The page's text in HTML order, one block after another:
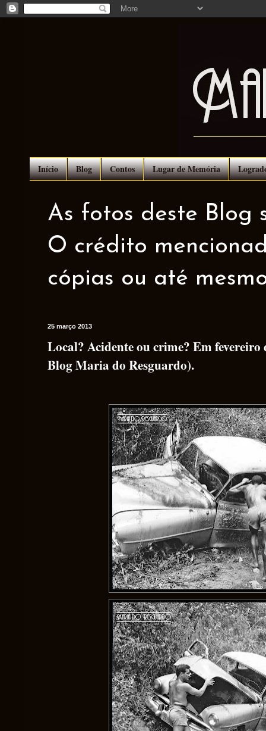
Início Blog Contos Lugar de Memória
As fotos deste Blog
O crédito
cópias ou até
25 março 2013
Local? Acidente ou crime? Em
Blog Maria do Resguardo).